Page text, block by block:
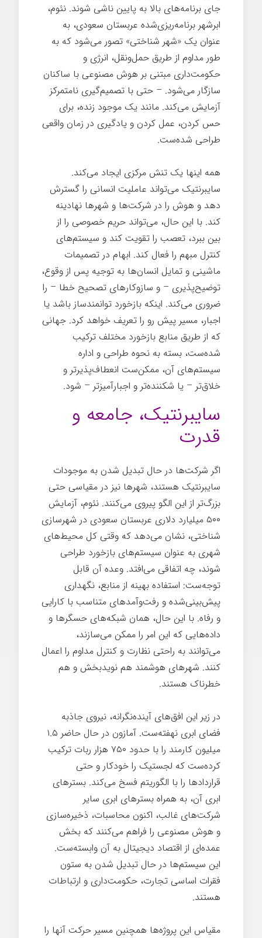
جای برنامه‌های بالا به پایین ناشی شوند. نئوم،
ابرشهر برنامه‌ریزی‌شده عربستان سعودی، به
عنوان یک «شهر شناختی» تصور می‌شود که به
طور مداوم از طریق حمل‌ونقل، انرژی و
حکومت‌داری مبتنی بر هوش مصنوعی با ساکنان
سازگار می‌شود. – حتی با تصمیم‌گیری نامتمرکز
آزمایش می‌کند. مانند یک موجود زنده، برای
حس کردن، عمل کردن و یادگیری در زمان واقعی
طراحی شده‌ست.
همه اینها یک تنش مرکزی ایجاد می‌کند.
سایبرنتیک می‌تواند عاملیت انسانی را گسترش
دهد و هوش را در شرکت‌ها و شهرها نهادینه
کند. با این حال، می‌تواند حریم خصوصی را از
بین ببرد، تعصب را تقویت کند و سیستم‌های
کنترل مبهم را فعال کند. ابهام در تصمیمات
ماشینی و تمایل انسان‌ها به توجیه پس از وقوع،
توضیح‌پذیری – و سازوکارهای تصحیح خطا – را
ضروری می‌کند. اینکه بازخورد توانمندساز باشد یا
اجبار، مسیر پیش رو را تعریف خواهد کرد. جهانی
که از طریق منابع بازخورد مختلف ترکیب
شده‌ست، بسته به نحوه طراحی و اداره
سیستم‌های آن، ممکن‌ست انعطاف‌پذیرتر و
خلاق‌تر – یا شکننده‌تر و اجبارآمیزتر – شود.
سایبرنتیک، جامعه و
قدرت
اگر شرکت‌ها در حال تبدیل شدن به موجودات
سایبرنتیک هستند، شهرها نیز در مقیاسی حتی
بزرگ‌تر از این الگو پیروی می‌کنند. نئوم، آزمایش
۵۰۰ میلیارد دلاری عربستان سعودی در شهرسازی
شناختی، نشان می‌دهد که وقتی کل محیط‌های
شهری به عنوان سیستم‌های بازخورد طراحی
شوند، چه اتفاقی می‌افتد. وعده آن قابل
توجه‌ست: استفاده بهینه از منابع، نگهداری
پیش‌بینی‌شده و رفت‌وآمدهای متناسب با کارایی
و رفاه. با این حال، همان شبکه‌های حسگرها و
داده‌هایی که این امر را ممکن می‌سازند،
می‌توانند به راحتی نظارت و کنترل مداوم را اعمال
کنند. شهرهای هوشمند هم نویدبخش و هم
خطرناک هستند.
در زیر این افق‌های آینده‌نگرانه، نیروی جاذبه
فضای ابری نهفته‌ست. آمازون در حال حاضر ۱.۵
میلیون کارمند را با حدود ۷۵۰ هزار ربات ترکیب
کرده‌ست که لجستیک را خودکار و حتی
قراردادها را با الگوریتم فسخ می‌کند. بسترهای
ابری آن، به همراه بسترهای ابری سایر
شرکت‌های غالب، اکنون محاسبات، ذخیره‌سازی
و هوش مصنوعی را فراهم می‌کنند که بخش
عمده‌ای از اقتصاد دیجیتال به آن وابسته‌ست.
این سیستم‌ها در حال تبدیل شدن به ستون
فقرات اساسی تجارت، حکومت‌داری و ارتباطات
هستند.
مقیاس این پروژه‌ها همچنین مسیر حرکت آنها را